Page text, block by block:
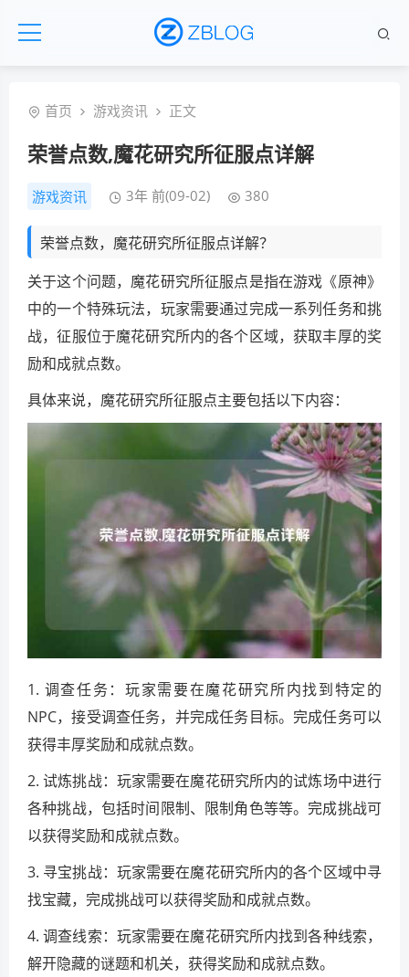
首页 游戏资讯 正文
荣誉点数,魔花研究所征服点详解
游戏资讯 3年 前(09-02) 380
荣誉点数，魔花研究所征服点详解？
关于这个问题，魔花研究所征服点是指在游戏《原神》
中的一个特殊玩法，玩家需要通过完成一系列任务和挑
战，征服位于魔花研究所内的各个区域，获取丰厚的奖
励和成就点数。
具体来说，魔花研究所征服点主要包括以下内容：
1. 调查任务：玩家需要在魔花研究所内找到特定的
NPC，接受调查任务，并完成任务目标。完成任务可以
获得丰厚奖励和成就点数。
2. 试炼挑战：玩家需要在魔花研究所内的试炼场中进行
各种挑战，包括时间限制、限制角色等等。完成挑战可
以获得奖励和成就点数。
3. 寻宝挑战：玩家需要在魔花研究所内的各个区域中寻
找宝藏，完成挑战可以获得奖励和成就点数。
4. 调查线索：玩家需要在魔花研究所内找到各种线索，
解开隐藏的谜题和机关，获得奖励和成就点数。